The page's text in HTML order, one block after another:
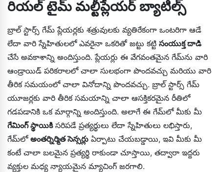
రియల్ టైమ్ మల్టీప్లేయర్ బ్యాటిల్స్
బ్రాల్ స్టార్స్ గేమ్ ప్లేయర్లకు శత్రువులకు వ్యతిరేకంగా ఒంటరిగా ఆడే
లేదా వారి స్నేహితులలో ఎవరైనా ఒకరితో జట్టు కట్టి సంయుక్త దాడి
చేసే అవకాశాన్ని అందిస్తుంది. ప్లేయర్లు ఈ వేగవంతమైన గేమ్‌ను వారి
ఆండ్రాయిడ్ పరికరాలలో చాలా సులభంగా పొందవచ్చు మరియు వారి
తీరిక సమయంలో చాలా వినోదాన్ని పొందవచ్చు. బ్రాల్ స్టార్స్ గేమ్
యూజర్లకు వారి తీరిక సమయాన్ని చాలా ఆసక్తికరమైన రీతిలో
గడపడానికి ఒక మార్గాన్ని అందిస్తుంది. అలాగే ఈ గేమ్‌లో మీకు మీ
గేమింగ్ స్థాయికిసరిపడే ప్రత్యర్థులు లేదా స్నేహితులు లభిస్తారు,
గేమ్‌లో అంతర్నిర్మిత సెన్సర్లు ఏర్పాటు చేయబడ్డాయి, ఇవి మీకు మీ
కంటే చాలా బలమైన ప్రత్యర్థి రాకుండా చూస్తాయి, తద్వారా ఇద్దరు
వ్యక్తుల మధ్య న్యాయమైన మ్యాచింగ్ జరగాలి.